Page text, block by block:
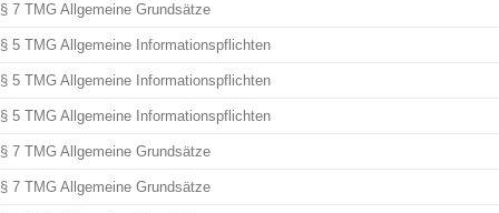
§ 7 TMG Allgemeine Grundsätze
§ 5 TMG Allgemeine Informationspflichten
§ 5 TMG Allgemeine Informationspflichten
§ 5 TMG Allgemeine Informationspflichten
§ 7 TMG Allgemeine Grundsätze
§ 7 TMG Allgemeine Grundsätze